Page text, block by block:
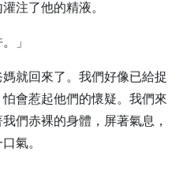
注了他的精液。
」
就回來了。我們好像已給捉
會惹起他們的懷疑。我們來
們赤裸的身體，屏著氣息，
氣。